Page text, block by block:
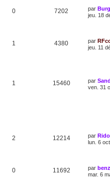
0 7202 par
jeu. 18
1 4380 par
jeu. 11
1 15460 par
ven. 31
2 12214 par
lun. 6
0 11692 par
mar. 6